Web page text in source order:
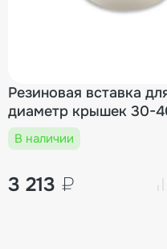
Резиновая вставка
диаметр крышек
В наличии
3 213 ₽